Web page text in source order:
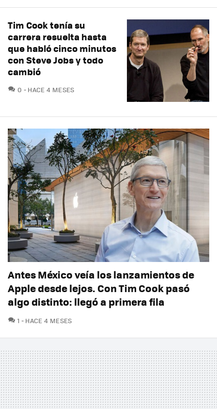
Tim Cook tenía su
carrera resuelta hasta
que habló cinco minutos
con Steve Jobs y todo
cambió
0 COMENTARIOS
HACE 4 MESES
Antes México veía los lanzamientos de
Apple desde lejos. Con Tim Cook pasó
algo distinto: llegó a primera fila
1 COMENTARIOS
HACE 4 MESES